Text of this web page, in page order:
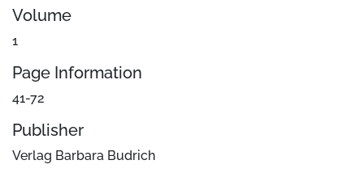
Volume
1
Page Information
41-72
Publisher
Verlag Barbara Budrich